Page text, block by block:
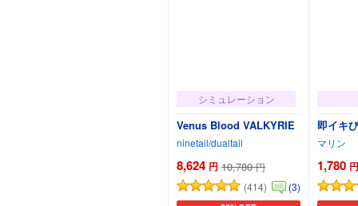
シミュレーション
Venus Blood VALKYRIE
ninetail/dualtail
8,624 円 10,780 円
(414)
(3)
即イキ
マリン
1,780 円